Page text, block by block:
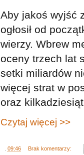
Aby jakoś wyjść
ogłosił od
wierzy. Wbrew
oceny trzech lat
setki miliardów
więcej strat w
oraz
Czytaj więcej >>
09:46 Brak komentarzy: